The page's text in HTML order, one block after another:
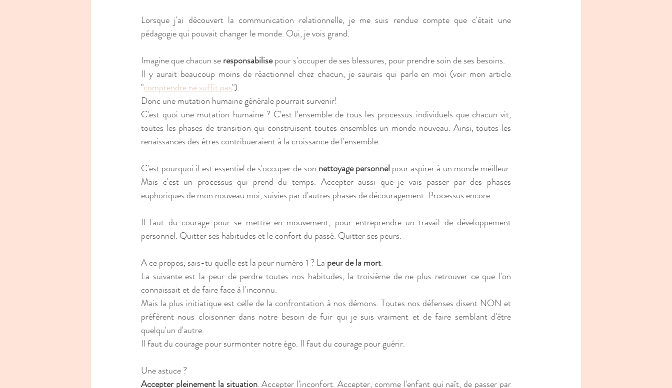
Lorsque j'ai découvert la communication relationnelle, je me suis rendue compte que c'était une
pédagogie qui pouvait changer le monde. Oui, je vois grand.
Imagine que chacun se responsabilise pour s'occuper de ses blessures, pour prendre soin de ses besoins.
Il y aurait beaucoup moins de réactionnel chez chacun, je saurais qui parle en moi (voir mon article
"comprendre ne suffit pas").
Donc une mutation humaine générale pourrait survenir!
C'est quoi une mutation humaine ? C'est l'ensemble de tous les processus individuels que chacun vit,
toutes les phases de transition qui construisent toutes ensembles un monde nouveau. Ainsi, toutes les
renaissances des êtres contribueraient à la croissance de l'ensemble.
C'est pourquoi il est essentiel de s'occuper de son nettoyage personnel pour aspirer à un monde meilleur.
Mais c'est un processus qui prend du temps. Accepter aussi que je vais passer par des phases
euphoriques de mon nouveau moi, suivies par d'autres phases de découragement. Processus encore.
Il faut du courage pour se mettre en mouvement, pour entreprendre un travail de développement
personnel. Quitter ses habitudes et le confort du passé. Quitter ses peurs.
A ce propos, sais-tu quelle est la peur numéro 1 ? La peur de la mort.
La suivante est la peur de perdre toutes nos habitudes, la troisième de ne plus retrouver ce que l'on
connaissait et de faire face à l'inconnu.
Mais la plus initiatique est celle de la confrontation à nos démons. Toutes nos défenses disent NON et
préfèrent nous cloisonner dans notre besoin de fuir qui je suis vraiment et de faire semblant d'être
quelqu'un d'autre.
Il faut du courage pour surmonter notre égo. Il faut du courage pour guérir.
Une astuce ?
Accepter pleinement la situation. Accepter l'inconfort. Accepter, comme l'enfant qui naît, de passer par